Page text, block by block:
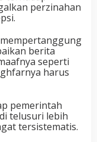
perzinahan
berita
seperti
harus
pemerintah
telusuri lebih
tersistematis.